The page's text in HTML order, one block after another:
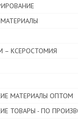
– КСЕРОСТОМИЯ
МАТЕРИАЛЫ ОПТОМ
ТОВАРЫ - ПО